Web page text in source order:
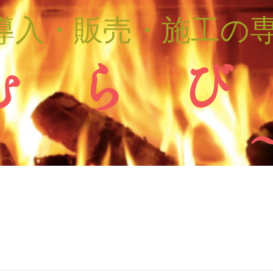
入・販売・施工の
ら び